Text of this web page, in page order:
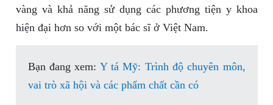
vàng và khả năng sử dụng các phương tiện y khoa
hiện đại hơn so với một bác sĩ ở Việt Nam.
Bạn đang xem: Y tá Mỹ: Trình độ chuyên môn,
vai trò xã hội và các phẩm chất cần có